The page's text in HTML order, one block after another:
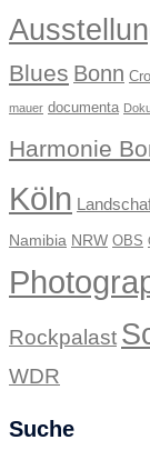
Blues Bonn
mauer documenta
Harmonie
Köln
Namibia NRW OBS
Rockpalast
WDR
Suche